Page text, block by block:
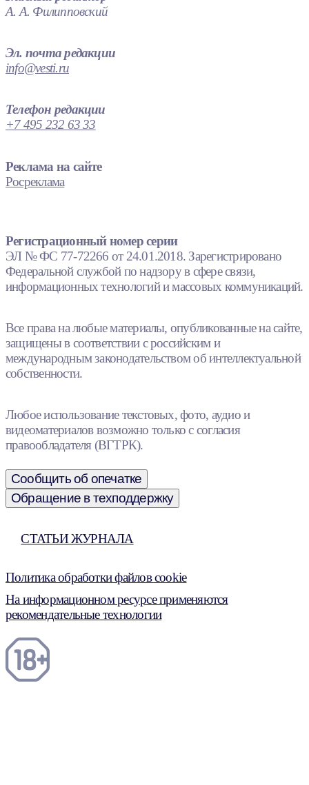
А. А. Филипповский
Эл. почта редакции
info@vesti.ru
Телефон редакции
+7 495 232 63 33
Реклама на сайте
Росреклама
Регистрационный номер серии
ЭЛ № ФС 77-72266 от 24.01.2018. Зарегистрировано
Федеральной службой по надзору в сфере связи,
информационных технологий и массовых коммуникаций.
Все права на любые материалы, опубликованные на сайте,
защищены в соответствии с российским и
международным законодательством об интеллектуальной
собственности.
Любое использование текстовых, фото, аудио и
видеоматериалов возможно только с согласия
правообладателя (ВГТРК).
Сообщить об опечатке
Обращение в техподдержку
СТАТЬИ ЖУРНАЛА
Политика обработки файлов cookie
На информационном ресурсе применяются
рекомендательные технологии